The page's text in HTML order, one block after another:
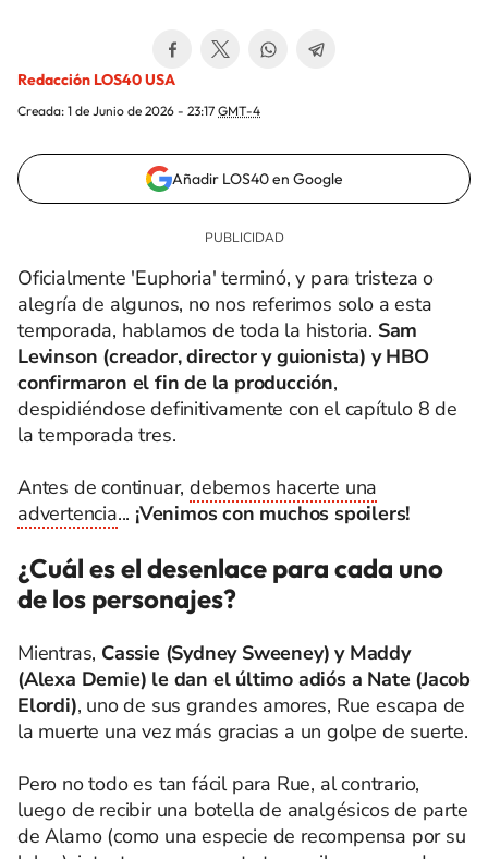
Redacción LOS40 USA
Creada: 1 de Junio de 2026 - 23:17 GMT-4
Añadir LOS40 en Google
Oficialmente 'Euphoria' terminó, y para tristeza o
alegría de algunos, no nos referimos solo a esta
temporada, hablamos de toda la historia. Sam
Levinson (creador, director y guionista) y HBO
confirmaron el fin de la producción,
despidiéndose definitivamente con el capítulo 8 de
la temporada tres.
Antes de continuar,debemos hacerte una
advertencia... ¡Venimos con muchos spoilers!
¿Cuál es el desenlace para cada uno
de los personajes?
Mientras, Cassie (Sydney Sweeney) y Maddy
(Alexa Demie) le dan el último adiós a Nate (Jacob
Elordi), uno de sus grandes amores, Rue escapa de
la muerte una vez más gracias a un golpe de suerte.
Pero no todo es tan fácil para Rue, al contrario,
luego de recibir una botella de analgésicos de parte
de Alamo (como una especie de recompensa por su